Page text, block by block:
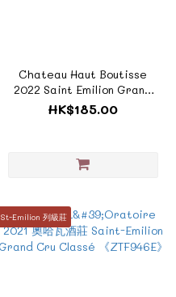
Chateau Haut Boutisse
2022 Saint Emilion Grand
Cru《F983》
HK$185.00
St-Emilion 列級莊